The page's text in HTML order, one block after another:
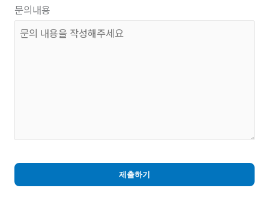
문의내용
제출하기